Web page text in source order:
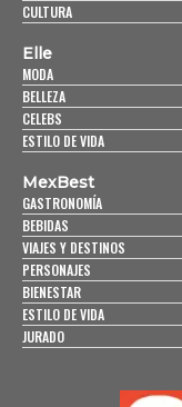
CULTURA
Elle
MODA
BELLEZA
CELEBS
ESTILO DE VIDA
MexBest
GASTRONOMÍA
BEBIDAS
VIAJES Y DESTINOS
PERSONAJES
BIENESTAR
ESTILO DE VIDA
JURADO